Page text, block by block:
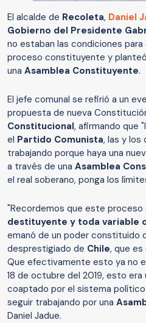
El alcalde de Recoleta, Daniel
Gobierno del Presidente
no estaban las condiciones para
proceso constituyente y
una Asamblea Constituyente.
El jefe comunal se refirió a un
propuesta de nueva
Constitucional, afirmando que
el Partido Comunista, las y los
trabajando porque haya una
a través de una Asamblea
el real soberano, ponga los
"Recordemos que este proceso
destituyente y toda variable
emanó de un poder constituido
desprestigiado de Chile, que es
Que efectivamente esto ya no
18 de octubre del 2019, esto
coaptado por el sistema
seguir trabajando por una
Daniel Jadue.